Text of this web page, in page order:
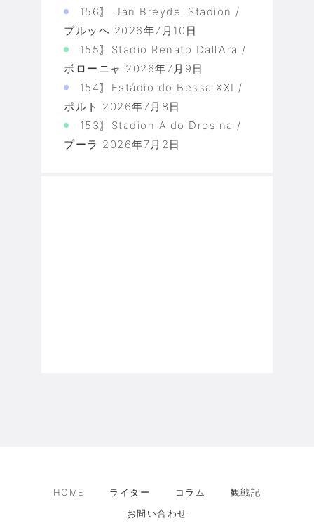
156〗 Jan Breydel Stadion /
ブルッヘ 2026年7月10日
155〗Stadio Renato Dall’Ara /
ボローニャ 2026年7月9日
154〗Estádio do Bessa XXI /
ポルト 2026年7月8日
153〗Stadion Aldo Drosina /
プーラ 2026年7月2日
HOME ライター コラム
観戦記
お問い合わせ